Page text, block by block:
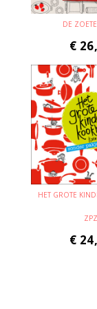
DE
€
HET GROTE
ZPZ
€